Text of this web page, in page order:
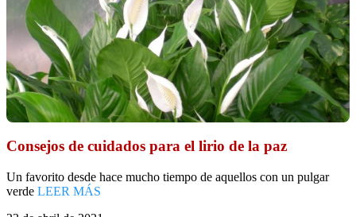
Consejos de cuidados para el lirio de la paz
Un favorito desde hace mucho tiempo de aquellos con un pulgar
verde LEER MÁS